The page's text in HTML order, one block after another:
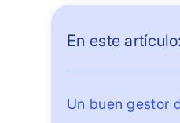
En este artículo:
Un buen gestor